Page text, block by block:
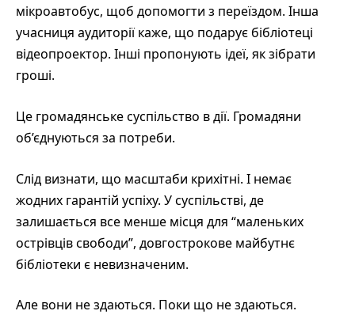
мікроавтобус, щоб допомогти з переїздом. Інша
учасниця аудиторії каже, що подарує бібліотеці
відеопроектор. Інші пропонують ідеї, як зібрати
гроші.
Це громадянське суспільство в дії. Громадяни
об’єднуються за потреби.
Слід визнати, що масштаби крихітні. І немає
жодних гарантій успіху. У суспільстві, де
залишається все менше місця для “маленьких
острівців свободи”, довгострокове майбутнє
бібліотеки є невизначеним.
Але вони не здаються. Поки що не здаються.